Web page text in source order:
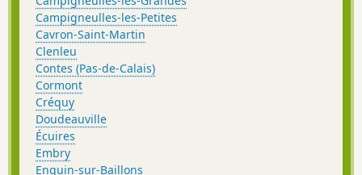
Campigneulles-les-Petites
Cavron-Saint-Martin
Clenleu
Contes (Pas-de-Calais)
Cormont
Créquy
Doudeauville
Écuires
Embry
Enquin-sur-Baillons